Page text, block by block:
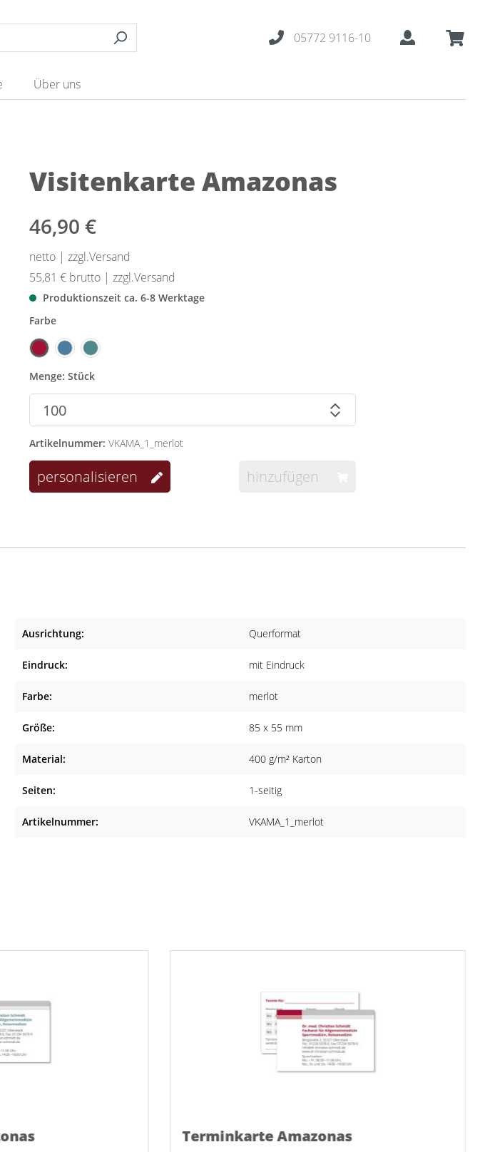
05772 9116-10
Über uns
Visitenkarte Amazonas
46,90 €
netto | zzgl.Versand
55,81 € brutto | zzgl.Versand
Produktionszeit ca. 6-8 Werktage
Farbe
Menge: Stück
Artikelnummer: VKAMA_1_merlot
personalisieren hinzufügen
Ausrichtung: Querformat
Eindruck: mit Eindruck
Farbe: merlot
Größe: 85 x 55 mm
Material: 400 g/m² Karton
Seiten: 1-seitig
Artikelnummer: VKAMA_1_merlot
Terminkarte Amazonas